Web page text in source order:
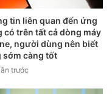
thứ dưới đây:
tin liên quan đến ứng
có trên tất cả dòng máy
người dùng nên biết
sớm càng tốt
trước